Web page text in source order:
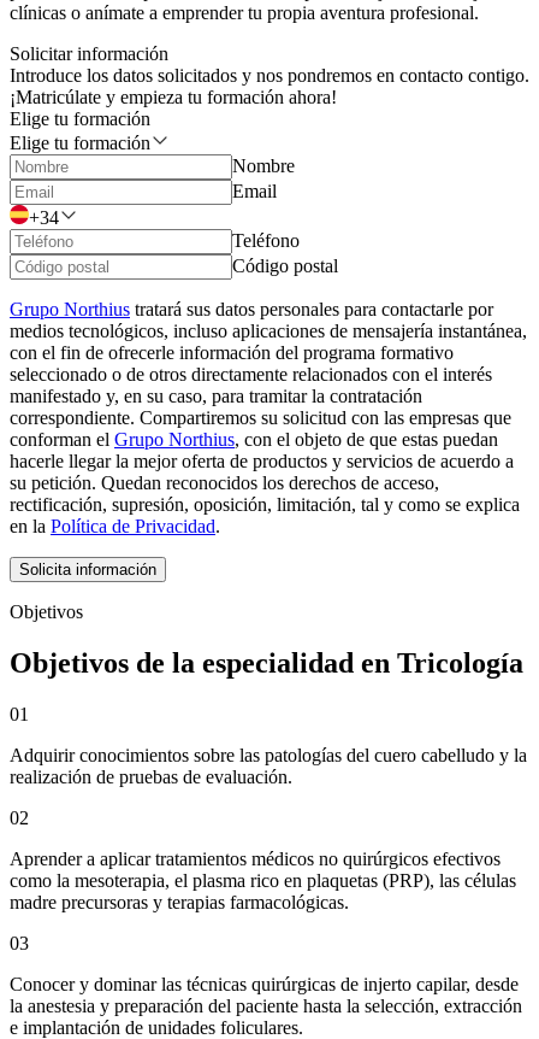
clínicas o anímate a emprender tu propia aventura profesional.
Solicitar información
Introduce los datos solicitados y nos pondremos en contacto contigo.
¡Matricúlate y empieza tu formación ahora!
Elige tu formación
Elige tu formación
Nombre
Email
+34
Teléfono
Código postal
Grupo Northius tratará sus datos personales para contactarle por
medios tecnológicos, incluso aplicaciones de mensajería instantánea,
con el fin de ofrecerle información del programa formativo
seleccionado o de otros directamente relacionados con el interés
manifestado y, en su caso, para tramitar la contratación
correspondiente. Compartiremos su solicitud con las empresas que
conforman el Grupo Northius, con el objeto de que estas puedan
hacerle llegar la mejor oferta de productos y servicios de acuerdo a
su petición. Quedan reconocidos los derechos de acceso,
rectificación, supresión, oposición, limitación, tal y como se explica
en la Política de Privacidad.
Solicita información
Objetivos
Objetivos de la especialidad en Tricología
01
Adquirir conocimientos sobre las patologías del cuero cabelludo y la
realización de pruebas de evaluación.
02
Aprender a aplicar tratamientos médicos no quirúrgicos efectivos
como la mesoterapia, el plasma rico en plaquetas (PRP), las células
madre precursoras y terapias farmacológicas.
03
Conocer y dominar las técnicas quirúrgicas de injerto capilar, desde
la anestesia y preparación del paciente hasta la selección, extracción
e implantación de unidades foliculares.